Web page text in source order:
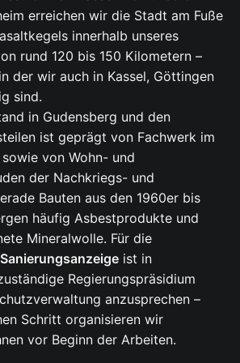
erreichen wir die Stadt am Fuße
innerhalb unseres
rund 120 bis 150 Kilometern –
der wir auch in Kassel, Göttingen
sind.
in Gudensberg und den
ist geprägt von Fachwerk im
von Wohn- und
der Nachkriegs- und
Bauten aus den 1960er bis
häufig Asbestprodukte und
Mineralwolle. Für die
Sanierungsanzeige ist in
Regierungspräsidium
anzusprechen –
Schritt organisieren wir
vor Beginn der Arbeiten.